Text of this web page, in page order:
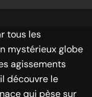
tous les
mystérieux globe
agissements
découvre le
qui pèse sur